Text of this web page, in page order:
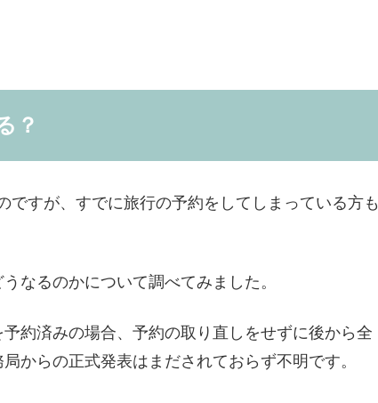
？
すが、すでに旅行の予約をしてしまっている方も
なるのかについて調べてみました。
約済みの場合、予約の取り直しをせずに後から全
からの正式発表はまだされておらず不明です。